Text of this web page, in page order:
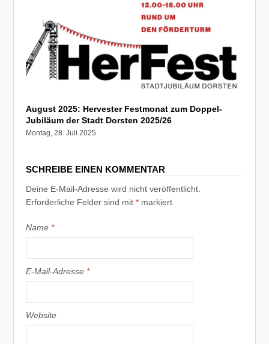
August 2025: Hervester Festmonat zum Doppel-
Jubiläum der Stadt Dorsten 2025/26
Montag, 28. Juli 2025
SCHREIBE EINEN KOMMENTAR
Deine E-Mail-Adresse wird nicht veröffentlicht.
Erforderliche Felder sind mit* markiert
Name *
E-Mail-Adresse *
Website